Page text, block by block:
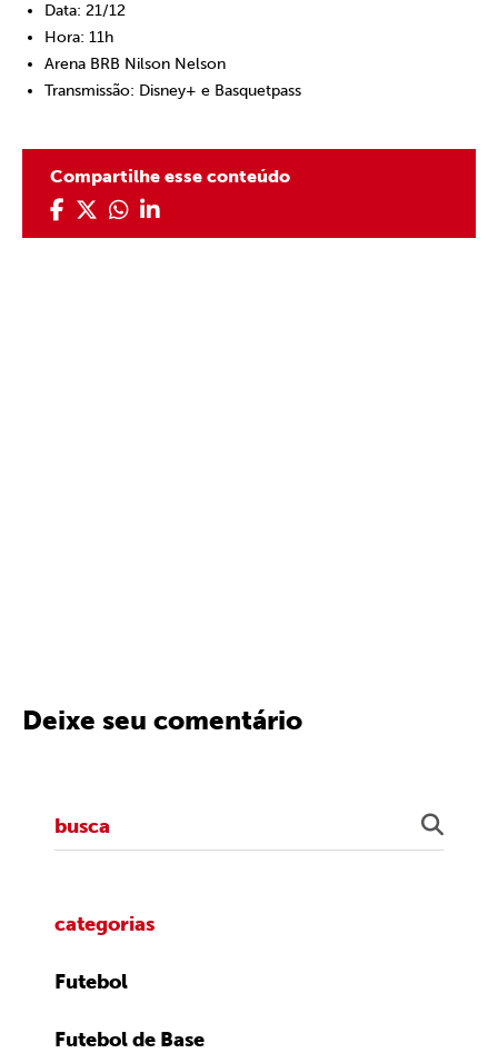
Data: 21/12
Hora: 11h
Arena BRB Nilson Nelson
Transmissão: Disney+ e Basquetpass
Compartilhe esse conteúdo
Deixe seu comentário
categorias
Futebol
Futebol de Base